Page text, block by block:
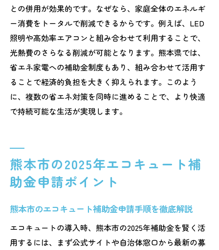
との併用が効果的です。なぜなら、家庭全体のエネルギ
ー消費をトータルで削減できるからです。例えば、LED
照明や高効率エアコンと組み合わせて利用することで、
光熱費のさらなる削減が可能となります。熊本県では、
省エネ家電への補助金制度もあり、組み合わせて活用す
ることで経済的負担を大きく抑えられます。このよう
に、複数の省エネ対策を同時に進めることで、より快適
で持続可能な生活が実現します。
熊本市の2025年エコキュート補
助金申請ポイント
熊本市のエコキュート補助金申請手順を徹底解説
エコキュートの導入時、熊本市の2025年補助金を賢く活
用するには、まず公式サイトや自治体窓口から最新の募